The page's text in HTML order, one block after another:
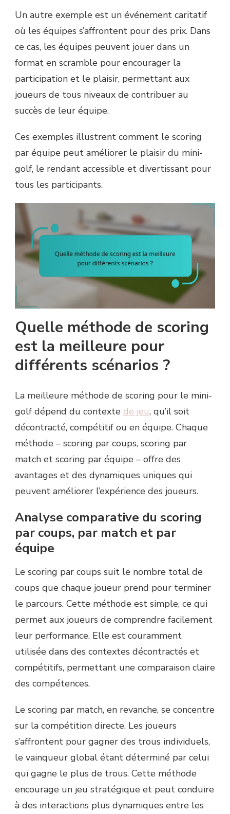
Un autre exemple est un événement caritatif
où les équipes s’affrontent pour des prix. Dans
ce cas, les équipes peuvent jouer dans un
format en scramble pour encourager la
participation et le plaisir, permettant aux
joueurs de tous niveaux de contribuer au
succès de leur équipe.
Ces exemples illustrent comment le scoring
par équipe peut améliorer le plaisir du mini-
golf, le rendant accessible et divertissant pour
tous les participants.
Quelle méthode de scoring
est la meilleure pour
différents scénarios ?
La meilleure méthode de scoring pour le mini-
golf dépend du contexte de jeu, qu’il soit
décontracté, compétitif ou en équipe. Chaque
méthode – scoring par coups, scoring par
match et scoring par équipe – offre des
avantages et des dynamiques uniques qui
peuvent améliorer l’expérience des joueurs.
Analyse comparative du scoring
par coups, par match et par
équipe
Le scoring par coups suit le nombre total de
coups que chaque joueur prend pour terminer
le parcours. Cette méthode est simple, ce qui
permet aux joueurs de comprendre facilement
leur performance. Elle est couramment
utilisée dans des contextes décontractés et
compétitifs, permettant une comparaison claire
des compétences.
Le scoring par match, en revanche, se concentre
sur la compétition directe. Les joueurs
s’affrontent pour gagner des trous individuels,
le vainqueur global étant déterminé par celui
qui gagne le plus de trous. Cette méthode
encourage un jeu stratégique et peut conduire
à des interactions plus dynamiques entre les